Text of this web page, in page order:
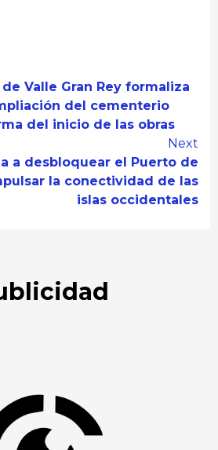
Valle Gran Rey formaliza
del cementerio
del inicio de las obras
Next
a desbloquear el Puerto de
la conectividad de las
islas occidentales